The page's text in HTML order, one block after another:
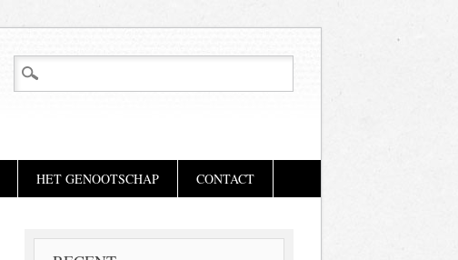
HET GENOOTSCHAP CONTACT